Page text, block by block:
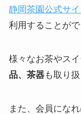
静岡茶園公式サイ
利用することがで
様々なお茶やスイ
品、茶器も取り扱
また、会員にな